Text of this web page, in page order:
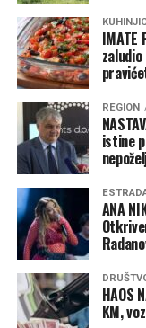
Marko se našao u
prelaska državne
okrenuti i vratiti
odgovarajuće
graničnu
„Kad sam vidio
smijao ili hvatao za
znao sam ko zove.
normalan?’“,
Nakon dodatnog
par ponovno se
Njemačkoj
IMATE
REGION
istine
ANA
HAOS
KM,